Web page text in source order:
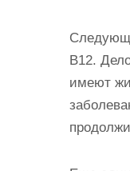
В12.
имеют